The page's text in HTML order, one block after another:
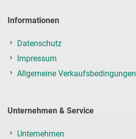
Informationen
Datenschutz
Impressum
Allgemeine Verkaufsbedingungen
Unternehmen & Service
Unternehmen